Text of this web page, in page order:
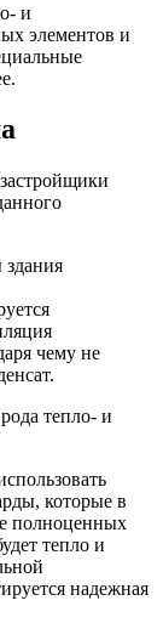
и
элементов и
здания
чему не
тепло- и
которые в
полноценных
тепло и
надежная